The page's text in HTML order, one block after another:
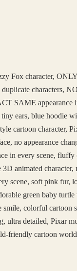
Fox character,
characters,
SAME
ears, blue hoodie
cartoon character,
no appearance
in every scene, fluffy
animated character,
scene, soft pink fur,
green baby
smile, colorful
ultra detailed, Pixar
friendly cartoon world